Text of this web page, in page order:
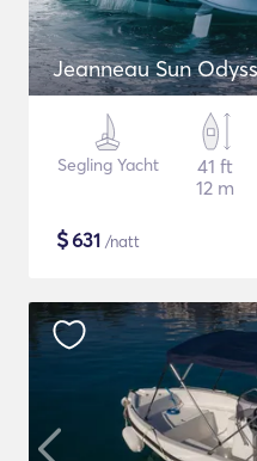
Jeanneau Sun
Segling Yacht
41 ft
12 m
$631 /natt